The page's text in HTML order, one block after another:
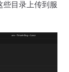
目录上传到服